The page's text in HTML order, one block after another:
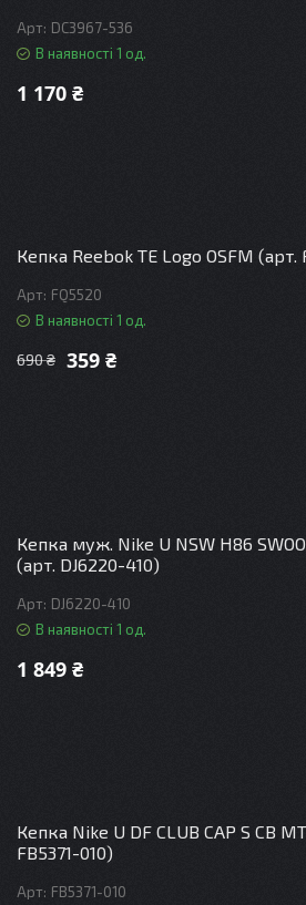
DC3967-536
В наявності 1 од.
1 170 ₴
Кепка Reebok TE Logo OSFM (арт.
FQ5520
В наявності 1 од.
690 ₴ 359 ₴
Кепка муж. Nike U NSW H86
(арт. DJ6220-410)
DJ6220-410
В наявності 1 од.
1 849 ₴
Кепка Nike U DF CLUB CAP S CB
FB5371-010)
FB5371-010